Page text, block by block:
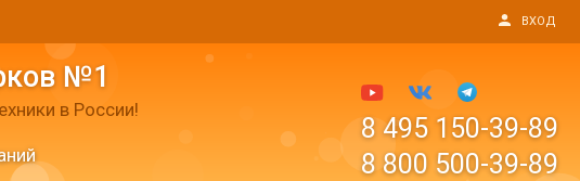
ВХОД
№1
в России!
8 495 150-39-89
8 800 500-39-89